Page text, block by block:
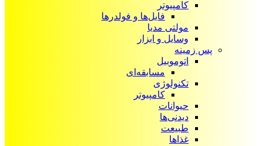
کامپیوتر
فایل‌ها و فولدرها
مولتی مدیا
وسایل و ابزار
پس زمینه
اتوموبیل
مسابقه‌ای
تکنولوژی
کامپیوتر
حیوانات
دیدنی‌ها
طبیعت
غذاها